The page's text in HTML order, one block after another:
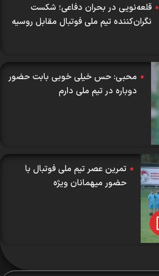
قلعه‌نویی در بحران دفاعی؛ شکست
نگران‌کننده تیم ملی فوتبال مقابل روسیه
محبی: حس خیلی خوبی بابت حضور
دوباره در تیم ملی دارم
تمرین عصر تیم ملی فوتبال با
حضور میهمانان ویژه